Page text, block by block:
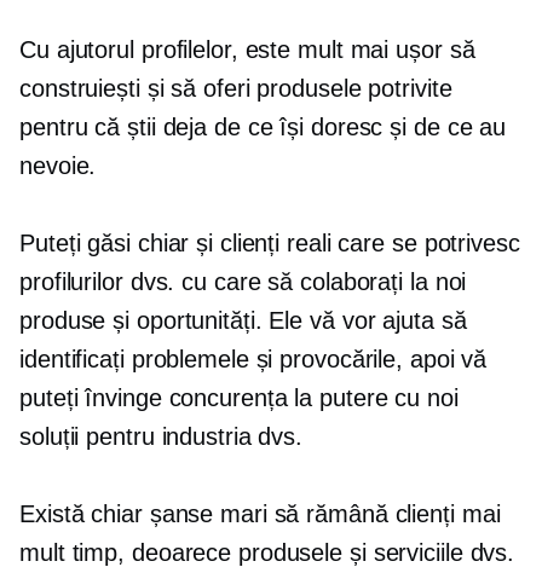
Cu ajutorul profilelor, este mult mai ușor să
construiești și să oferi produsele potrivite
pentru că știi deja de ce își doresc și de ce au
nevoie.
Puteți găsi chiar și clienți reali care se potrivesc
profilurilor dvs. cu care să colaborați la noi
produse și oportunități. Ele vă vor ajuta să
identificați problemele și provocările, apoi vă
puteți învinge concurența la putere cu noi
soluții pentru industria dvs.
Există chiar șanse mari să rămână clienți mai
mult timp, deoarece produsele și serviciile dvs.